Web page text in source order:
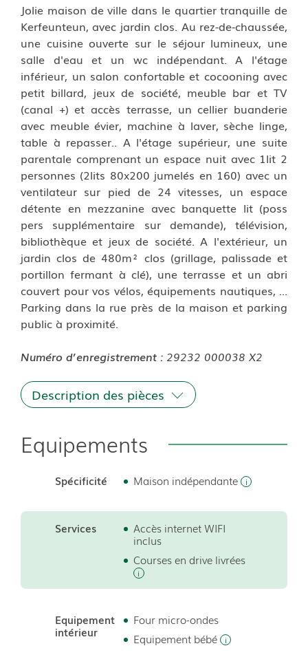
Jolie maison de ville dans le quartier tranquille de
Kerfeunteun, avec jardin clos. Au rez-de-chaussée,
une cuisine ouverte sur le séjour lumineux, une
salle d'eau et un wc indépendant. A l'étage
inférieur, un salon confortable et cocooning avec
petit billard, jeux de société, meuble bar et TV
(canal +) et accès terrasse, un cellier buanderie
avec meuble évier, machine à laver, sèche linge,
table à repasser.. A l'étage supérieur, une suite
parentale comprenant un espace nuit avec 1lit 2
personnes (2lits 80x200 jumelés en 160) avec un
ventilateur sur pied de 24 vitesses, un espace
détente en mezzanine avec banquette lit (poss
pers supplémentaire sur demande), télévision,
bibliothèque et jeux de société. A l'extérieur, un
jardin clos de 480m² clos (grillage, palissade et
portillon fermant à clé), une terrasse et un abri
couvert pour vos vélos, équipements nautiques, ...
Parking dans la rue près de la maison et parking
public à proximité.
Numéro d’enregistrement : 29232 000038 X2
Description des pièces
Equipements
Spécificité Maison indépendante
Services
Accès internet WIFI
inclus
Courses en drive livrées
Equipement
intérieur
Four micro-ondes
Equipement bébé